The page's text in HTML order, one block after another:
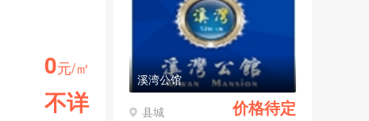
0元/㎡
不详
溪湾公馆
县城 价格待定